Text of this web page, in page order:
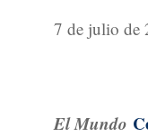
7 de julio de
El Mundo